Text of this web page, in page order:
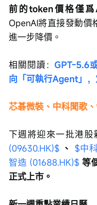
前的token價格僅爲
OpenAI將直接發動價
進一步降價。
相關閱讀：GPT-5.6
向「可執行Agent」
芯碁微裝、中科聞歌
下週將迎來一批港股
(09630.HK)$ 、 $中
智造 (01688.HK)$ 等
正式上市。